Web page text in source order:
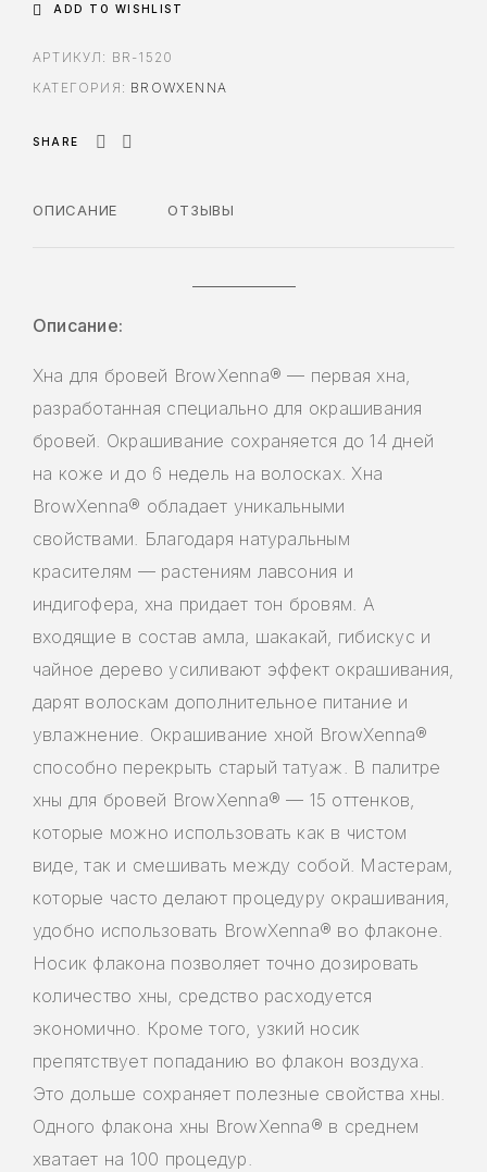
ADD TO WISHLIST
АРТИКУЛ: BR-1520
КАТЕГОРИЯ: BROWXENNA
SHARE
ОПИСАНИЕ ОТЗЫВЫ
Описание:
Хна для бровей BrowXenna® — первая хна,
разработанная специально для окрашивания
бровей. Окрашивание сохраняется до 14 дней
на коже и до 6 недель на волосках. Хна
BrowXenna® обладает уникальными
свойствами. Благодаря натуральным
красителям — растениям лавсония и
индигофера, хна придает тон бровям. А
входящие в состав амла, шакакай, гибискус и
чайное дерево усиливают эффект окрашивания,
дарят волоскам дополнительное питание и
увлажнение. Окрашивание хной BrowXenna®
способно перекрыть старый татуаж. В палитре
хны для бровей BrowXenna® — 15 оттенков,
которые можно использовать как в чистом
виде, так и смешивать между собой. Мастерам,
которые часто делают процедуру окрашивания,
удобно использовать BrowXenna® во флаконе.
Носик флакона позволяет точно дозировать
количество хны, средство расходуется
экономично. Кроме того, узкий носик
препятствует попаданию во флакон воздуха.
Это дольше сохраняет полезные свойства хны.
Одного флакона хны BrowXenna® в среднем
хватает на 100 процедур.